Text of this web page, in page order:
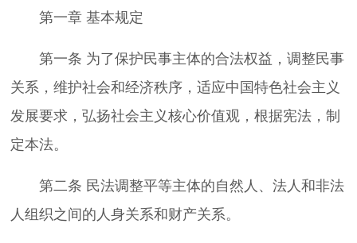
第一章 基本规定
第一条 为了保护民事主体的合法权益，调整民事
关系，维护社会和经济秩序，适应中国特色社会主义
发展要求，弘扬社会主义核心价值观，根据宪法，制
定本法。
第二条 民法调整平等主体的自然人、法人和非法
人组织之间的人身关系和财产关系。